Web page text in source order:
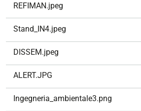
REFIMAN.jpeg
Stand_IN4.jpeg
DISSEM.jpeg
ALERT.JPG
Ingegneria_ambientale3.png